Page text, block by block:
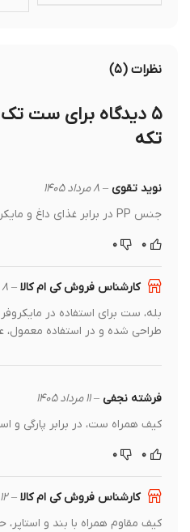
نظرات (۵)
تکه
نوید تقوی– ۸ مرداد ۱۴۰۵
جنس PP در برابر غذای داغ و مایکروفر چقدر ایمن است؟
کارشناس فروش کی ام کالا– ۸ مرداد ۱۴۰۵
بله، ست برای استفاده در مایکروفر و
طراحی شده و در استفاده معمول،
فرشته نجفی– ۱۱ مرداد ۱۴۰۵
کیف همراه ست، در برابر پارگی و
کارشناس فروش کی ام کالا– ۱۲ مرداد ۱۴۰۵
کیف مقاوم همراه با بند و استاپر،